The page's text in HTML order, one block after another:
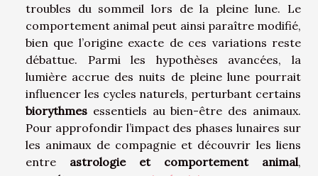
troubles du sommeil lors de la pleine lune. Le
comportement animal peut ainsi paraître modifié,
bien que l’origine exacte de ces variations reste
débattue. Parmi les hypothèses avancées, la
lumière accrue des nuits de pleine lune pourrait
influencer les cycles naturels, perturbant certains
biorythmes essentiels au bien-être des animaux.
Pour approfondir l’impact des phases lunaires sur
les animaux de compagnie et découvrir les liens
entre astrologie et comportement animal,